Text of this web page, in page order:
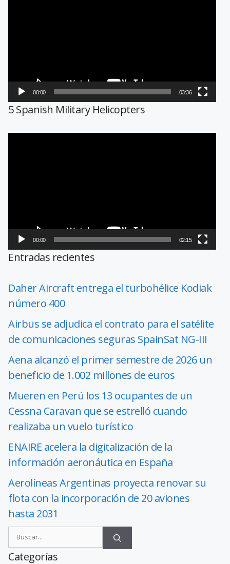
00:00 03:36
5 Spanish Military Helicopters
00:00 02:15
Entradas recientes
Daher Aircraft entrega el turbohélice Kodiak
número 400
Airbus se adjudica el contrato para el satélite
de comunicaciones seguras SpainSat NG-III
Aena alcanzó el primer semestre de 2026 un
beneficio de 1.002 millones de euros
Mueren en Perú los 13 ocupantes de un
Cessna Caravan que se estrelló cuando
realizaba un vuelo turístico
ENAIRE acelera la digitalización de la
información aeronáutica en España
Aerolíneas Argentinas proyecta renovar su
flota con la incorporación de 20 aviones
hasta 2031
Categorías